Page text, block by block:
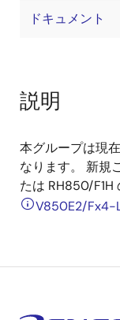
ドキュメント
説明
本グループは現
なります。 新規
たは RH850/F1H
V850E2/Fx4-